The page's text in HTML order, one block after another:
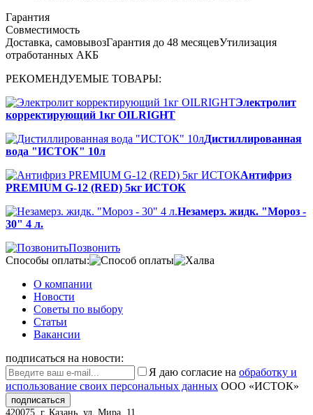
Гарантия
Совместимость
Доставка, самовывозГарантия до 48 месяцевУтилизация
отработанных АКБ
РЕКОМЕНДУЕМЫЕ ТОВАРЫ:
Электролит
корректирующий 1кг OILRIGHT
Дистиллированная
вода "ИСТОК" 10л
Антифриз
PREMIUM G-12 (RED) 5кг ИСТОК
Незамерз. жидк. "Мороз -
30" 4 л.
Позвонить
Способы оплаты:
О компании
Новости
Советы по выбору
Статьи
Вакансии
подписаться на новости:
Я даю согласие на обработку и
использование своих персональных данных ООО «ИСТОК»
подписаться
420075 г. Казань ул. Мира, 11